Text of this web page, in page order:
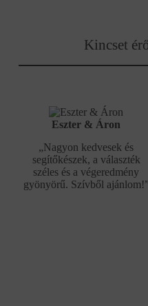
Kincset
Eszter & Áron
„Nagyon kedvesek és
segítőkészek, a választék
széles és a végeredmény
gyönyörű. Szívből ajánlom!”